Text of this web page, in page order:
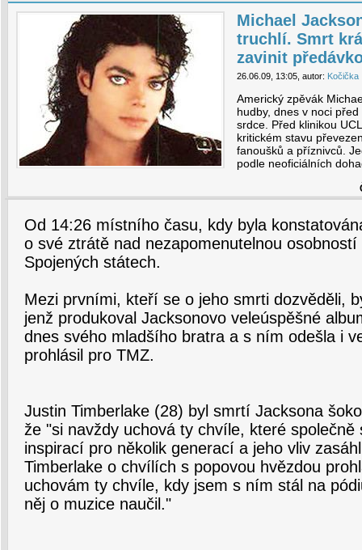
Smrt
předávkování
Michael
truchlí. Smrt
zavinit
26.06.09, 13:05, autor: Kočička
Americký zpěvák
hudby, dnes v noci
srdce. Před klinikou
kritickém stavu
fanoušků a příznivců.
podle neoficiálních
Od 14:26 místního času, kdy byla
o své ztrátě nad nezapomenutelnou
Spojených státech.
Mezi prvními, kteří se o jeho smrti dozvěděli,
jenž produkoval Jacksonovo veleúspěšné
dnes svého mladšího bratra a s ním odešla i
prohlásil pro TMZ.
Justin Timberlake (28) byl smrtí Jacksona
že "si navždy uchová ty chvíle, které společně
inspirací pro několik generací a jeho vliv
Timberlake o chvílích s popovou hvězdou
uchovám ty chvíle, kdy jsem s ním stál na
něj o muzice naučil."